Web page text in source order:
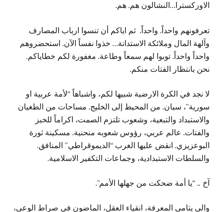
الاوركسترا…النشالون هم. هم.
تعرفونهم واحداً. واحداً. ثم اياكم أن تنسوا ارباب المصارف
وآلهة المال وملائكة الاستدانة… خذوا نفساً الآن. استحضروهم
واحداً واحداً. توبوا لهم سمعاً وطاعة. مغفورة لكم خطاياكم.
نحن بانتظار الفتات منكم.
لا نجد في الكرة الارضية شبيها لكم، واشباهاً “لأمة عربية او
سورية”، سيان. من المحيط إلى الخليج. مساحات من الطغيان
والاستبداد والتبعية، وشعوب تلتزم الصمت، اكراماً للخبز
والفتات. عالم عربي، رؤوس شعوبه منحنية. مسكينة ثورة
البوعزيزي. انقض عليها الغرب “الديموقراطي” المنافق.
والسلطات الاستبدادية، وجماعات التكفير الاسلامية.
آخ .. “يا أمة ضحكت من جهلها الأمم”.
والى يتامى المعرفة، انقياء العقل، الماضون في صراط الوعي،